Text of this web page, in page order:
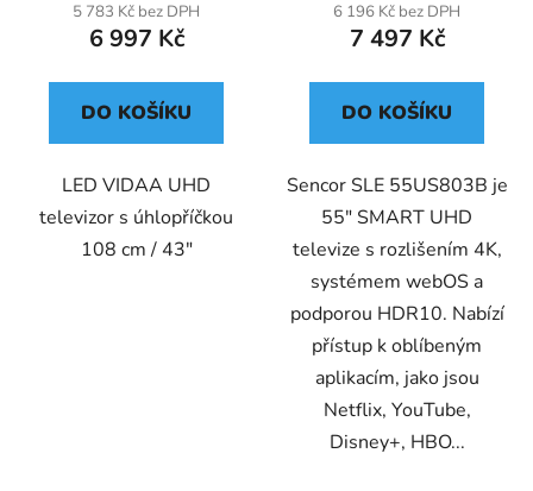
5 783 Kč bez DPH
6 997 Kč
DO KOŠÍKU
LED VIDAA UHD
televizor s úhlopříčkou
108 cm / 43"
6 196 Kč bez DPH
7 497 Kč
DO KOŠÍKU
Sencor SLE 55US803B je
55" SMART UHD
televize s rozlišením 4K,
systémem webOS a
podporou HDR10. Nabízí
přístup k oblíbeným
aplikacím, jako jsou
Netflix, YouTube,
Disney+, HBO...